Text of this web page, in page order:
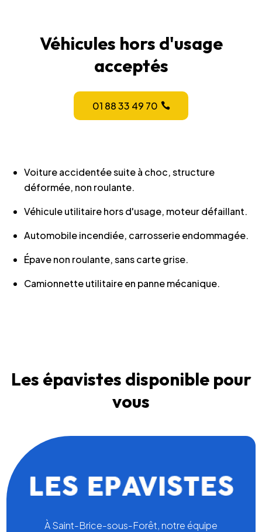
Véhicules hors d'usage
acceptés
01 88 33 49 70
Voiture accidentée suite à choc, structure
déformée, non roulante.
Véhicule utilitaire hors d'usage, moteur défaillant.
Automobile incendiée, carrosserie endommagée.
Épave non roulante, sans carte grise.
Camionnette utilitaire en panne mécanique.
Les épavistes disponible pour
vous
À Saint-Brice-sous-Forêt, notre équipe